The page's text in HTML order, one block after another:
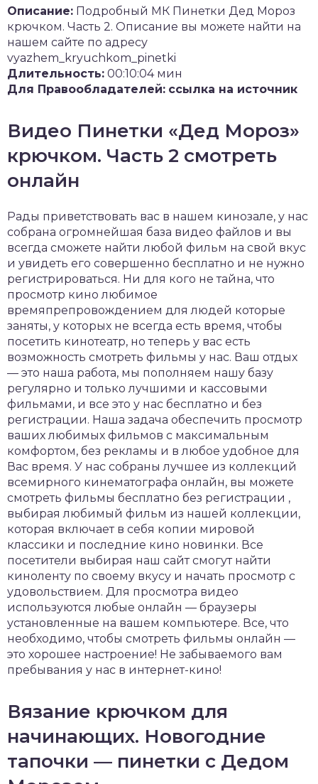
Описание: Подробный МК Пинетки Дед Мороз
крючком. Часть 2. Описание вы можете найти на
нашем сайте по адресу
vyazhem_kryuchkom_pinetki
Длительность: 00:10:04 мин
Для Правообладателей: ссылка на источник
Видео Пинетки «Дед Мороз»
крючком. Часть 2 смотреть
онлайн
Рады приветствовать вас в нашем кинозале, у нас
собрана огромнейшая база видео файлов и вы
всегда сможете найти любой фильм на свой вкус
и увидеть его совершенно бесплатно и не нужно
регистрироваться. Ни для кого не тайна, что
просмотр кино любимое
времяпрепровождением для людей которые
заняты, у которых не всегда есть время, чтобы
посетить кинотеатр, но теперь у вас есть
возможность смотреть фильмы у нас. Ваш отдых
— это наша работа, мы пополняем нашу базу
регулярно и только лучшими и кассовыми
фильмами, и все это у нас бесплатно и без
регистрации. Наша задача обеспечить просмотр
ваших любимых фильмов с максимальным
комфортом, без рекламы и в любое удобное для
Вас время. У нас собраны лучшее из коллекций
всемирного кинематографа онлайн, вы можете
смотреть фильмы бесплатно без регистрации ,
выбирая любимый фильм из нашей коллекции,
которая включает в себя копии мировой
классики и последние кино новинки. Все
посетители выбирая наш сайт смогут найти
киноленту по своему вкусу и начать просмотр с
удовольствием. Для просмотра видео
используются любые онлайн — браузеры
установленные на вашем компьютере. Все, что
необходимо, чтобы смотреть фильмы онлайн —
это хорошее настроение! Не забываемого вам
пребывания у нас в интернет-кино!
Вязание крючком для
начинающих. Новогодние
тапочки — пинетки с Дедом